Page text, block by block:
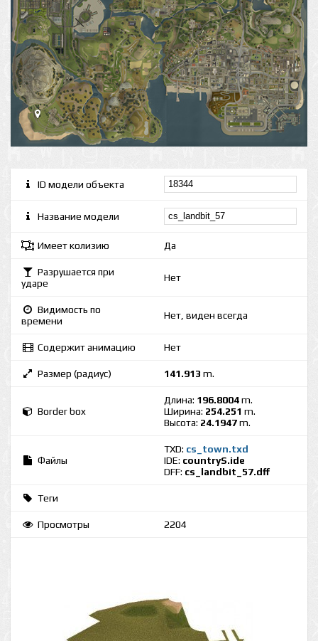
ID модели объекта
Название модели
Имеет колизию Да
Разрушается при
ударе
Нет
Видимость по
времени
Нет, виден всегда
Содержит анимацию Нет
Размер (радиус) 141.913 m.
Border box
Длина: 196.8004m.
Ширина: 254.251 m.
Высота: 24.1947m.
Файлы
TXD: cs_town.txd
IDE: countryS.ide
DFF: cs_landbit_57.dff
Теги
Просмотры 2204